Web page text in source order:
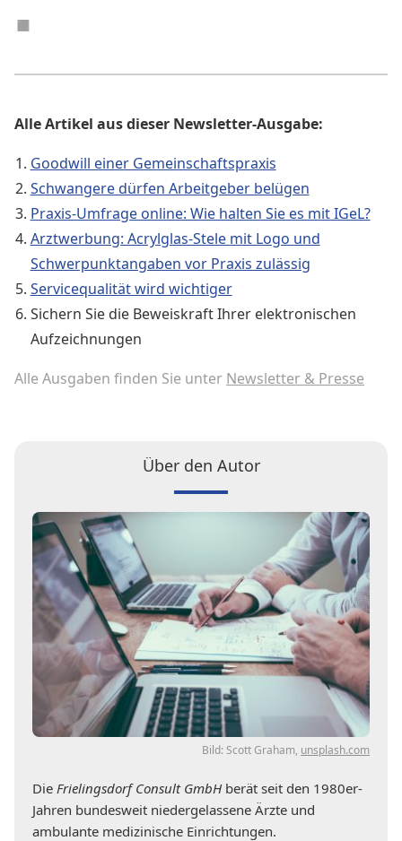
◼︎
Alle Artikel aus dieser Newsletter-Ausgabe:
Goodwill einer Gemeinschaftspraxis
Schwangere dürfen Arbeitgeber belügen
Praxis-Umfrage online: Wie halten Sie es mit IGeL?
Arztwerbung: Acrylglas-Stele mit Logo und
Schwerpunktangaben vor Praxis zulässig
Servicequalität wird wichtiger
Sichern Sie die Beweiskraft Ihrer elektronischen
Aufzeichnungen
Alle Ausgaben finden Sie unter Newsletter & Presse
Über den Autor
Bild: Scott Graham, unsplash.com
Die Frielingsdorf Consult GmbHberät seit den 1980er-
Jahren bundesweit niedergelassene Ärzte und
ambulante medizinische Einrichtungen.